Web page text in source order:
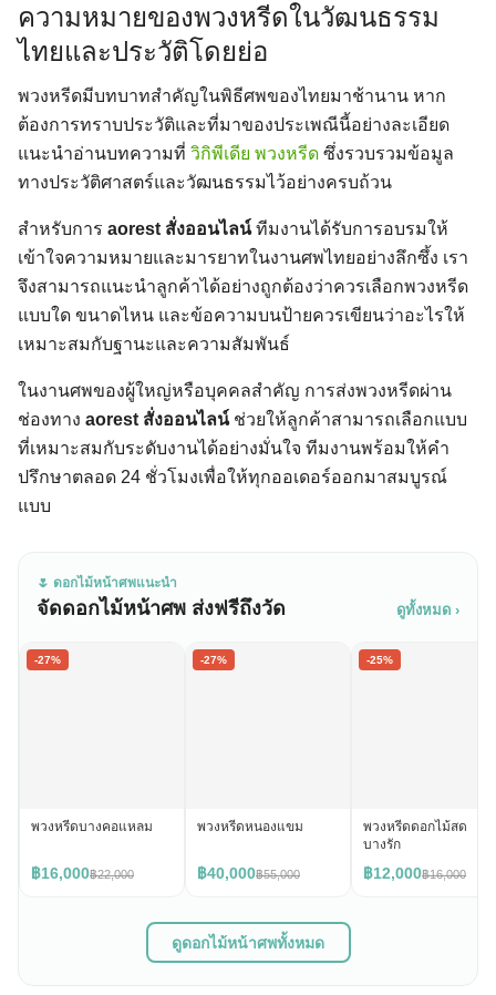
ความหมายของพวงหรีดในวัฒนธรรม
ไทยและประวัติโดยย่อ
พวงหรีดมีบทบาทสำคัญในพิธีศพของไทยมาช้านาน หาก
ต้องการทราบประวัติและที่มาของประเพณีนี้อย่างละเอียด
แนะนำอ่านบทความที่ วิกิพีเดีย พวงหรีด ซึ่งรวบรวมข้อมูล
ทางประวัติศาสตร์และวัฒนธรรมไว้อย่างครบถ้วน
สำหรับการ aorest สั่งออนไลน์ทีมงานได้รับการอบรมให้
เข้าใจความหมายและมารยาทในงานศพไทยอย่างลึกซึ้ง เรา
จึงสามารถแนะนำลูกค้าได้อย่างถูกต้องว่าควรเลือกพวงหรีด
แบบใด ขนาดไหน และข้อความบนป้ายควรเขียนว่าอะไรให้
เหมาะสมกับฐานะและความสัมพันธ์
ในงานศพของผู้ใหญ่หรือบุคคลสำคัญ การส่งพวงหรีดผ่าน
ช่องทาง aorest สั่งออนไลน์ช่วยให้ลูกค้าสามารถเลือกแบบ
ที่เหมาะสมกับระดับงานได้อย่างมั่นใจ ทีมงานพร้อมให้คำ
ปรึกษาตลอด 24 ชั่วโมงเพื่อให้ทุกออเดอร์ออกมาสมบูรณ์
แบบ
🌷 ดอกไม้หน้าศพแนะนำ
จัดดอกไม้หน้าศพ ส่งฟรีถึงวัด ดูทั้งหมด ›
-27%
พวงหรีดบางคอแหลม
฿16,000฿22,000
-27%
พวงหรีดหนองแขม
฿40,000฿55,000
-25%
พวงหรีดดอกไม้สด
บางรัก
฿12,000฿16,000
ดูดอกไม้หน้าศพทั้งหมด